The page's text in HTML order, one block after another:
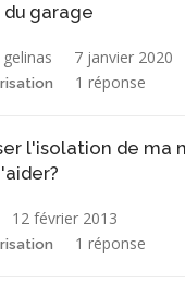
garage
7 janvier 2020
1 réponse
l'isolation de ma
12 février 2013
1 réponse